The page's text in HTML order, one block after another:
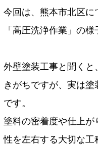
今回は、熊本市北区
「高圧洗浄作業」の様
外壁塗装工事と聞く
きがちですが、実は塗
です。
塗料の密着度や仕上が
性を左右する大切な工